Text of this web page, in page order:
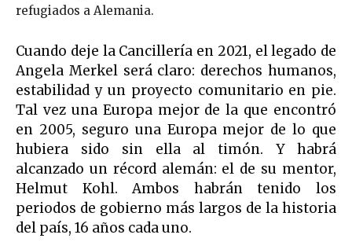
refugiados a Alemania.
Cuando deje la Cancillería en 2021, el legado de
Angela Merkel será claro: derechos humanos,
estabilidad y un proyecto comunitario en pie.
Tal vez una Europa mejor de la que encontró
en 2005, seguro una Europa mejor de lo que
hubiera sido sin ella al timón. Y habrá
alcanzado un récord alemán: el de su mentor,
Helmut Kohl. Ambos habrán tenido los
periodos de gobierno más largos de la historia
del país, 16 años cada uno.